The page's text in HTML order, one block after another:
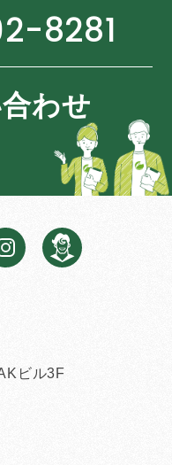
8281
わせ
ビル3F